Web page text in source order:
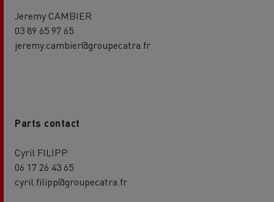
Jeremy CAMBIER
03 89 65 97 65
jeremy.cambier@groupecatra.fr
Parts contact
Cyril FILIPP
06 17 26 43 65
cyril.filipp@groupecatra.fr